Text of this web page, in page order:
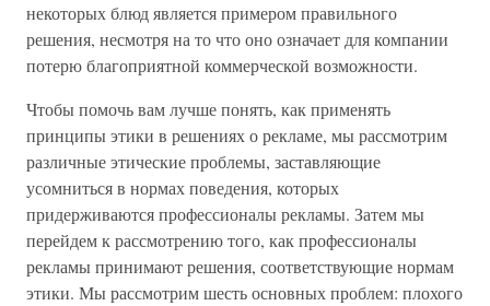
некоторых блюд является примером правильного
решения, несмотря на то что оно означает для компании
потерю благоприятной коммерческой возможности.
Чтобы помочь вам лучше понять, как применять
принципы этики в решениях о рекламе, мы рассмотрим
различные этические проблемы, заставляющие
усомниться в нормах поведения, которых
придерживаются профессионалы рекламы. Затем мы
перейдем к рассмотрению того, как профессионалы
рекламы принимают решения, соответствующие нормам
этики. Мы рассмотрим шесть основных проблем: плохого